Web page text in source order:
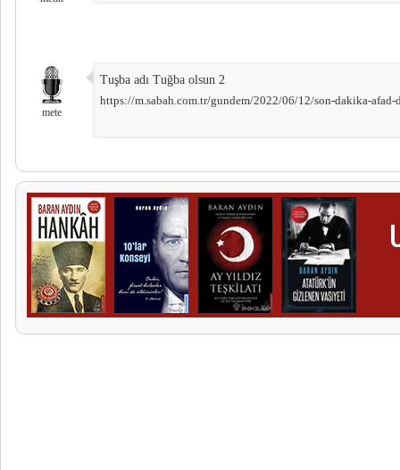
mete
Tuşba adı Tuğba olsun 2
https://m.sabah.com.tr/gundem/2022/06/12/son-dakika-afad-